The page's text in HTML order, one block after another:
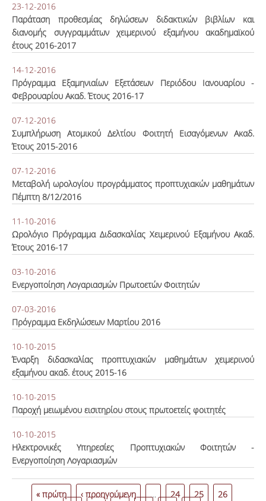
23-12-2016
Παράταση προθεσμίας δηλώσεων διδακτικών βιβλίων και
διανομής συγγραμμάτων χειμερινού εξαμήνου ακαδημαϊκού
έτους 2016-2017
14-12-2016
Πρόγραμμα Εξαμηνιαίων Εξετάσεων Περιόδου Ιανουαρίου -
Φεβρουαρίου Ακαδ. Έτους 2016-17
07-12-2016
Συμπλήρωση Ατομικού Δελτίου Φοιτητή Εισαγόμενων Ακαδ.
Έτους 2015-2016
07-12-2016
Μεταβολή ωρολογίου προγράμματος προπτυχιακών μαθημάτων
Πέμπτη 8/12/2016
11-10-2016
Ωρολόγιο Πρόγραμμα Διδασκαλίας Χειμερινού Εξαμήνου Ακαδ.
Έτους 2016-17
03-10-2016
Ενεργοποίηση Λογαριασμών Πρωτοετών Φοιτητών
07-03-2016
Πρόγραμμα Εκδηλώσεων Μαρτίου 2016
10-10-2015
Έναρξη διδασκαλίας προπτυχιακών μαθημάτων χειμερινού
εξαμήνου ακαδ. έτους 2015-16
10-10-2015
Παροχή μειωμένου εισιτηρίου στους πρωτοετείς φοιτητές
10-10-2015
Ηλεκτρονικές Υπηρεσίες Προπτυχιακών Φοιτητών -
Ενεργοποίηση Λογαριασμών
Σελίδες
« πρώτη ‹ προηγούμενη … 24 25
26